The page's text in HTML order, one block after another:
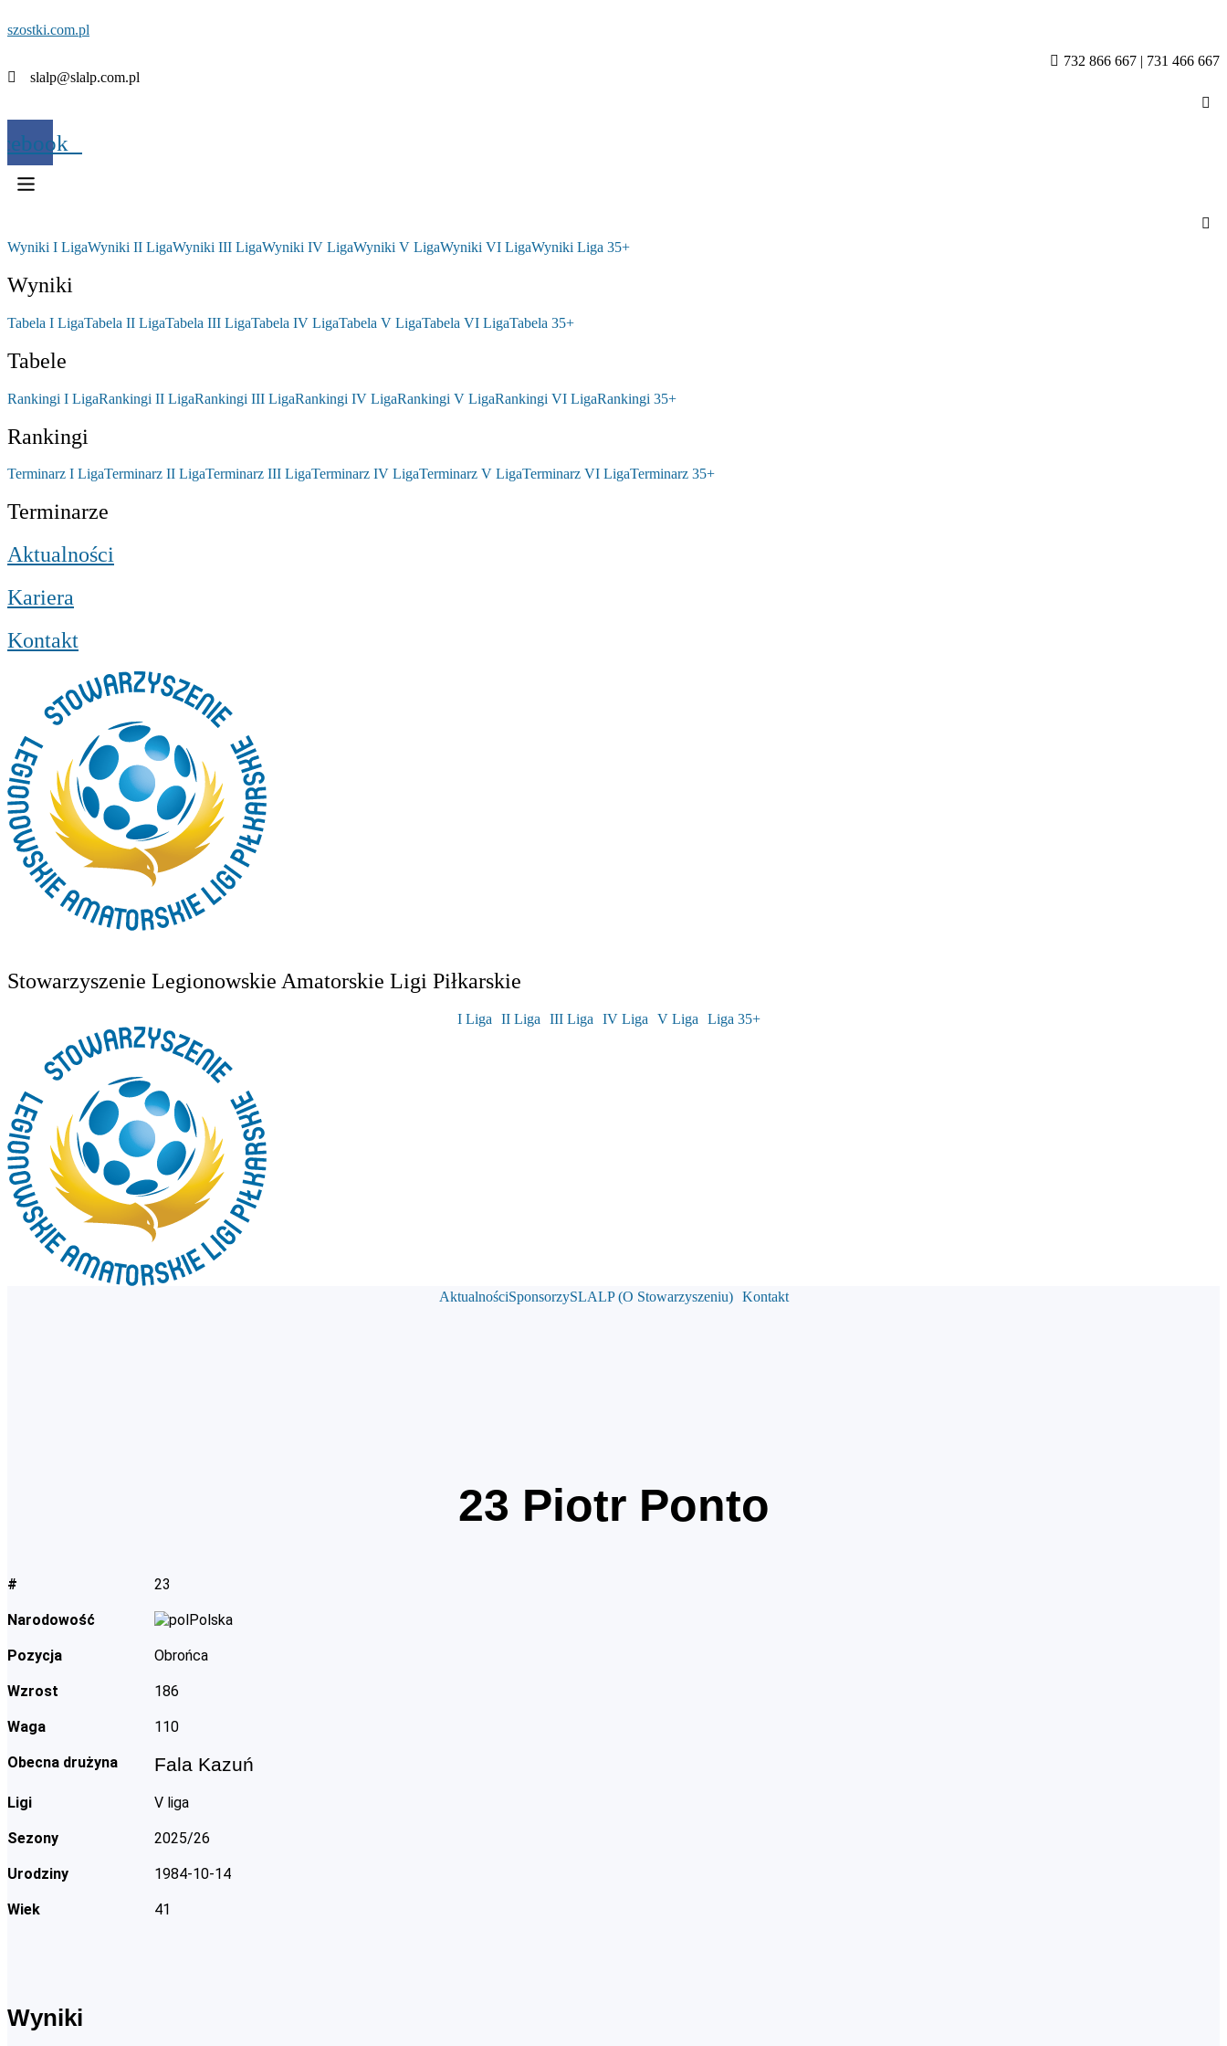
szostki.com.pl
732 866 667 | 731 466 667
slalp@slalp.com.pl
Wyniki I LigaWyniki II LigaWyniki III LigaWyniki IV LigaWyniki V LigaWyniki VI LigaWyniki Liga 35+
Wyniki
Tabela I LigaTabela II LigaTabela III LigaTabela IV LigaTabela V LigaTabela VI LigaTabela 35+
Tabele
Rankingi I LigaRankingi II LigaRankingi III LigaRankingi IV LigaRankingi V LigaRankingi VI LigaRankingi 35+
Rankingi
Terminarz I LigaTerminarz II LigaTerminarz III LigaTerminarz IV LigaTerminarz V LigaTerminarz VI LigaTerminarz 35+
Terminarze
Aktualności
Kariera
Kontakt
Stowarzyszenie Legionowskie Amatorskie Ligi Piłkarskie
I Liga II Liga III Liga IV Liga V Liga Liga 35+
AktualnościSponsorzySLALP (O Stowarzyszeniu) Kontakt
23 Piotr Ponto
# 23
Narodowość Polska
Pozycja Obrońca
Wzrost 186
Waga 110
Obecna drużyna Fala Kazuń
Ligi V liga
Sezony 2025/26
Urodziny 1984-10-14
Wiek 41
Wyniki